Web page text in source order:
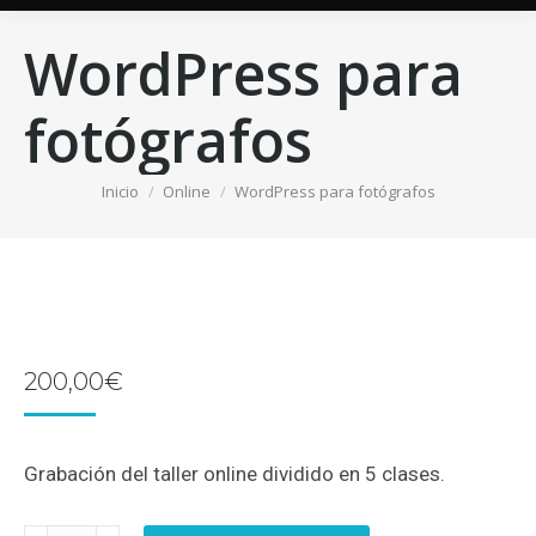
WordPress para
fotógrafos
Estás aquí:
Inicio Online WordPress para fotógrafos
200,00€
Grabación del taller online dividido en 5 clases.